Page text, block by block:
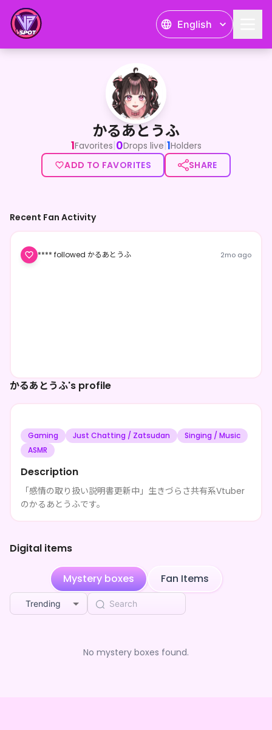
English
かるあとうふ
「感情の取り扱い説明書更新中」生きづらさ共有系Vtuberの
かるあとうふ
1Favorites|0Drops live|1Holders
ADD TO FAVORITES
SHARE
かるあとうふ's profile
Gaming Just Chatting / Zatsudan
Singing / Music
ASMR
Description
「感情の取り扱い説明書更新中」生きづらさ共有系Vtuber
のかるあとうふです。
Digital items
Mystery boxes Fan Items
Trending
No mystery boxes found.
Recent Fan Activity
**** followed かるあとうふ 2mo ago